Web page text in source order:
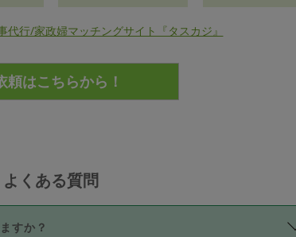
代行/家政婦マッチングサイト『タスカジ』
よくある質問
すか？